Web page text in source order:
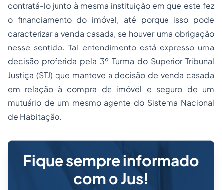
contratá-lo junto à mesma instituição em que este fez
o financiamento do imóvel, até porque isso pode
caracterizar a venda casada, se houver uma obrigação
nesse sentido. Tal entendimento está expresso uma
decisão proferida pela 3º Turma do Superior Tribunal
Justiça (STJ) que manteve a decisão de venda casada
em relação à compra de imóvel e seguro de um
mutuário de um mesmo agente do Sistema Nacional
de Habitação.
Fique sempre informado
com o Jus!